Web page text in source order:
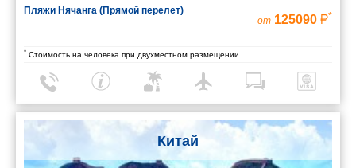
Пляжи Нячанга (Прямой перелет)
от 125090 *
* Стоимость на человека при двухместном размещении
Китай